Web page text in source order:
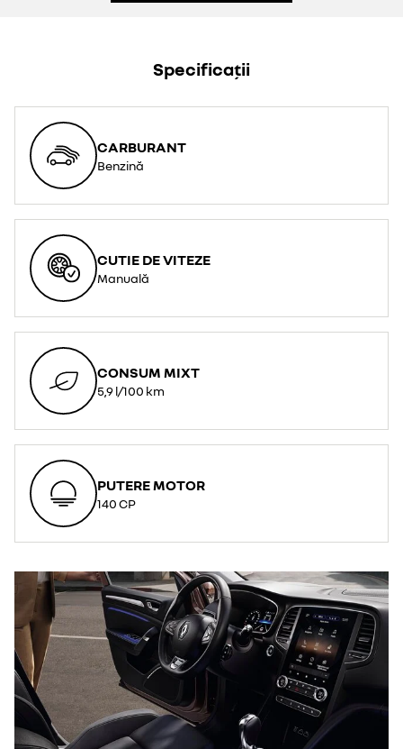
Specificații
CARBURANT
Benzină
CUTIE DE VITEZE
Manuală
CONSUM MIXT
5,9 l/100 km
PUTERE MOTOR
140 CP